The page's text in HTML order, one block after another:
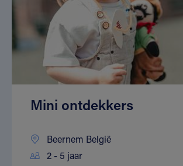
Mini ontdekkers
Beernem België
2 - 5 jaar